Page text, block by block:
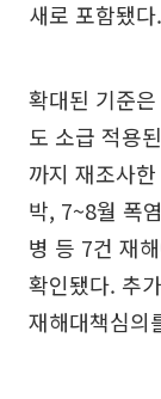
새로 포함됐다.
확대된 기준
도 소급 적용
까지 재조사
박, 7~8월 폭
병 등 7건 재
확인됐다. 추
재해대책심의